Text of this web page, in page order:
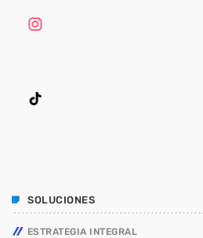
SOLUCIONES
ESTRATEGIA INTEGRAL